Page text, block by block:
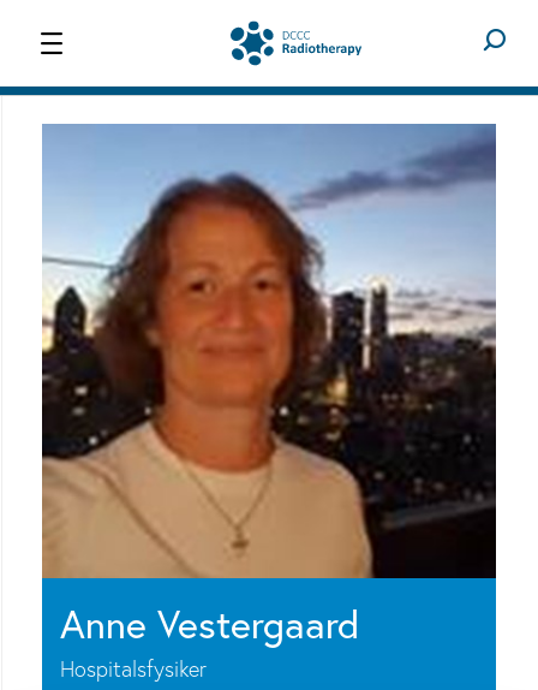
Anne Vestergaard
Hospitalsfysiker